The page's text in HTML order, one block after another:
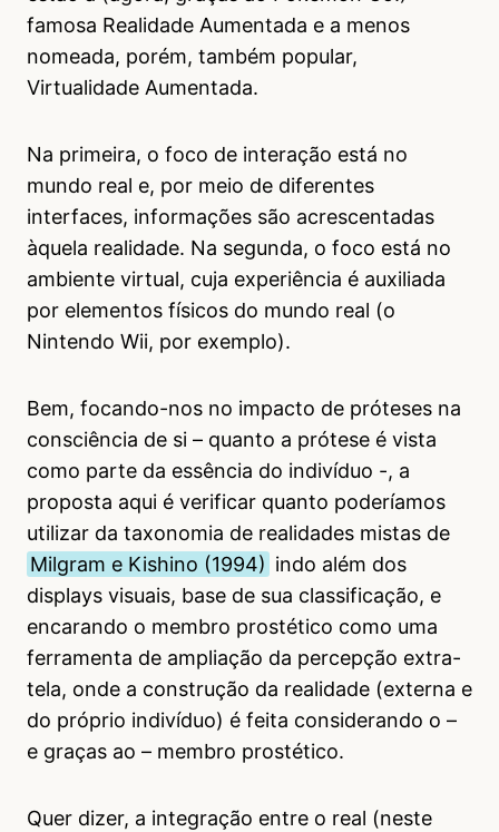
famosa Realidade Aumentada e a menos
nomeada, porém, também popular,
Virtualidade Aumentada.
Na primeira, o foco de interação está no
mundo real e, por meio de diferentes
interfaces, informações são acrescentadas
àquela realidade. Na segunda, o foco está no
ambiente virtual, cuja experiência é auxiliada
por elementos físicos do mundo real (o
Nintendo Wii, por exemplo).
Bem, focando-nos no impacto de próteses na
consciência de si – quanto a prótese é vista
como parte da essência do indivíduo -, a
proposta aqui é verificar quanto poderíamos
utilizar da taxonomia de realidades mistas de
Milgram e Kishino (1994) indo além dos
displays visuais, base de sua classificação, e
encarando o membro prostético como uma
ferramenta de ampliação da percepção extra-
tela, onde a construção da realidade (externa e
do próprio indivíduo) é feita considerando o –
e graças ao – membro prostético.
Quer dizer, a integração entre o real (neste